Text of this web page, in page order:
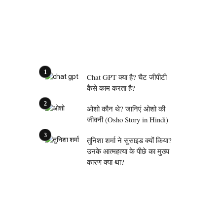
Chat GPT क्या है? चैट जीपीटी
कैसे काम करता है?
ओशो कौन थे? जानिएं ओशो की
जीवनी (Osho Story in Hindi)
तुनिशा शर्मा ने सुसाइड क्यों किया?
उनके आत्महत्या के पीछे का मुख्य
कारण क्या था?